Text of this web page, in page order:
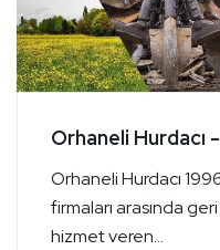
Orhaneli Hurdacı
Orhaneli Hurdacı
firmaları arasında
hizmet veren...